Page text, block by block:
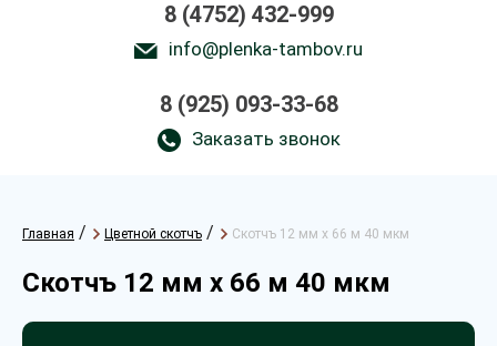
8 (4752) 432-999
info@plenka-tambov.ru
8 (925) 093-33-68
Заказать звонок
Главная / Цветной скотчъ / Скотчъ 12 мм х 66 м 40 мкм
Скотчъ 12 мм х 66 м 40 мкм